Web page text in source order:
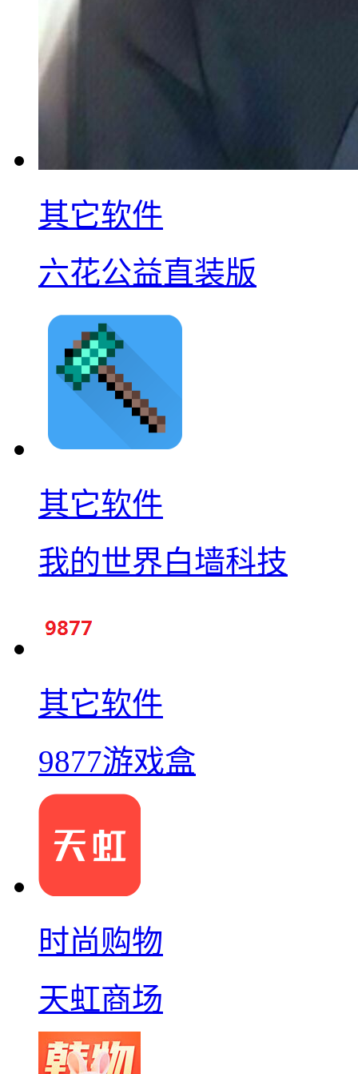
其它软件
六花公益直装版
其它软件
我的世界白墙科技
其它软件
9877游戏盒
时尚购物
天虹商场